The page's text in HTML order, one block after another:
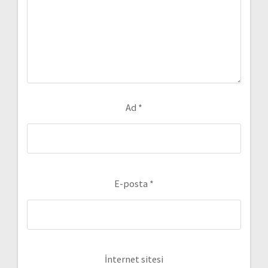
Ad *
E-posta *
İnternet sitesi